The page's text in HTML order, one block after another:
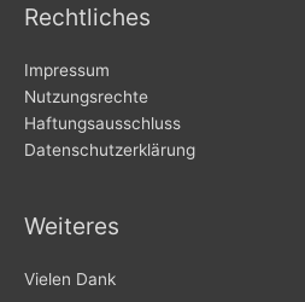
Rechtliches
Impressum
Nutzungsrechte
Haftungsausschluss
Datenschutzerklärung
Weiteres
Vielen Dank